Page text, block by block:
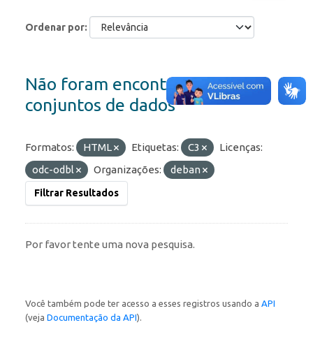
Ordenar por
Não foram encontrados
conjuntos de dados
Formatos: HTML Etiquetas: C3
Licenças:
odc-odbl
Organizações: deban
Filtrar Resultados
Por favor tente uma nova pesquisa.
Você também pode ter acesso a esses registros usando a API
(veja Documentação da API).